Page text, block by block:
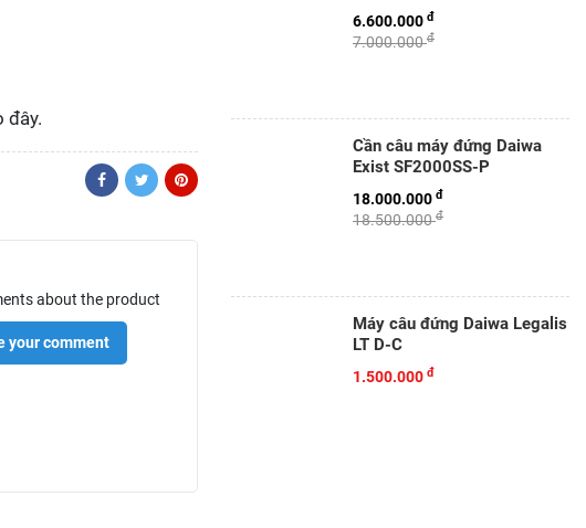
đây.
about the product
your comment
7.000.000đ
6.600.000 đ
Cần câu máy đứng Daiwa
Exist SF2000SS-P
18.500.000đ
18.000.000 đ
Máy câu đứng Daiwa Legalis
LT D-C
1.500.000 đ